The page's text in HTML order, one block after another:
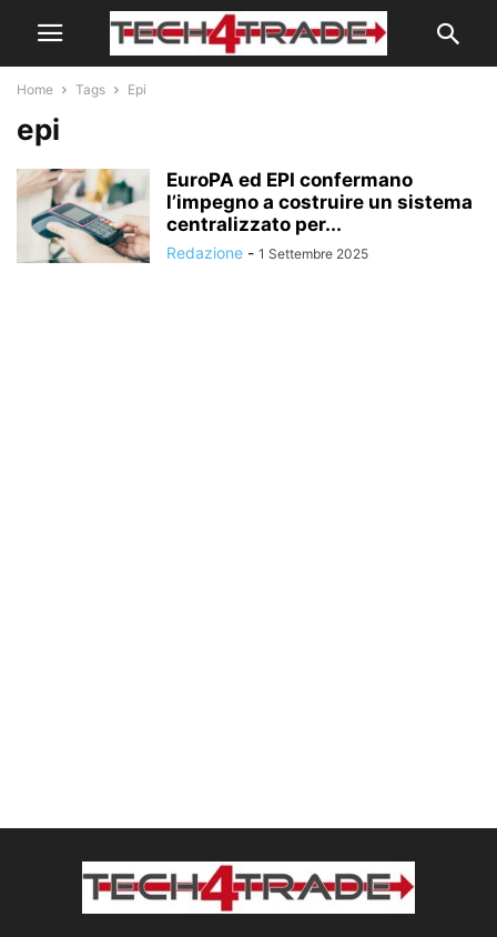
Home Tags Epi
epi
EuroPA ed EPI confermano
l’impegno a costruire un sistema
centralizzato per...
Redazione - 1 Settembre 2025